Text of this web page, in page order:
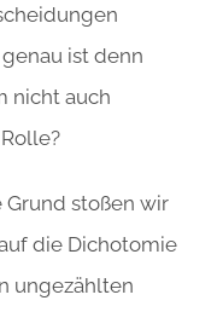
ist denn
nicht auch
stoßen wir
die Dichotomie
ungezählten